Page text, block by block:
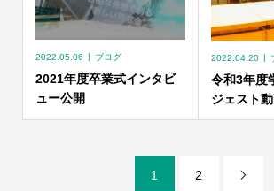
2022.05.06 ブログ
2021年度卒業式インタビ
ュー公開
2022.04.20
令和3年度
ジェスト
1 2 